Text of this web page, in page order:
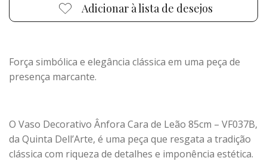
Adicionar à lista de desejos
Força simbólica e elegância clássica em uma peça de
presença marcante.
O Vaso Decorativo Ânfora Cara de Leão 85cm – VF037B,
da Quinta Dell’Arte, é uma peça que resgata a tradição
clássica com riqueza de detalhes e imponência estética.